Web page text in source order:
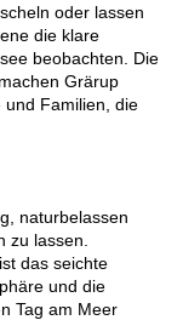
oder lassen
die klare
beobachten. Die
Grärup
und Familien, die
naturbelassen
zu lassen.
das seichte
und die
Tag am Meer